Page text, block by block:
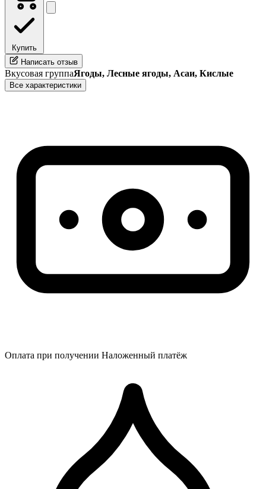
Купить
Написать отзыв
Вкусовая группаЯгоды, Лесные ягоды, Асаи, Кислые
Все характеристики
Оплата при получении Наложенный платёж